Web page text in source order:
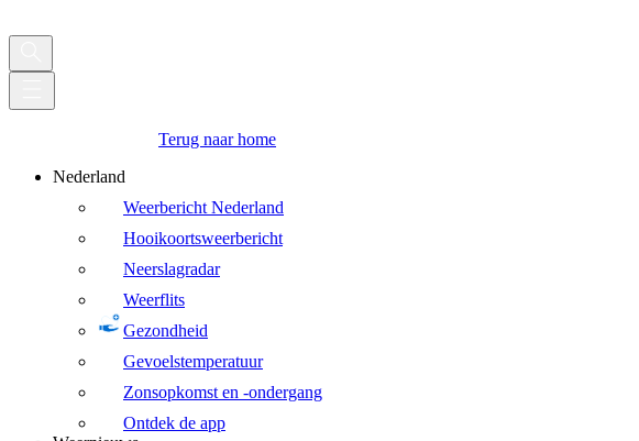
Terug naar home
Nederland
Weerbericht Nederland
Hooikoortsweerbericht
Neerslagradar
Weerflits
Gezondheid
Gevoelstemperatuur
Zonsopkomst en -ondergang
Ontdek de app